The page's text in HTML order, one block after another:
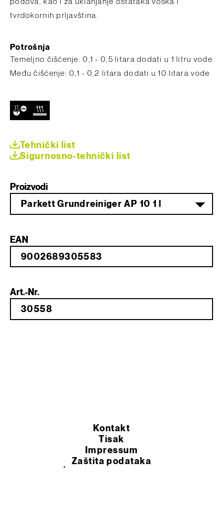
podova, kao i za uklanjanje ostataka voska i
tvrdokornih prljavština.
Potrošnja
Temeljno čišćenje: 0,1 - 0,5 litara dodati u 1 litru vode
Među čišćenje: 0,1 - 0,2 litara dodati u 10 litara vode
Tehnički list
Sigurnosno-tehnički list
Proizvodi
Parkett Grundreiniger AP 10 1 l
EAN
Art.-Nr.
Kontakt
Tisak
Impressum
Zaštita podataka